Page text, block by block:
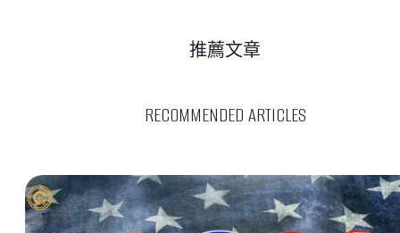
RECOMMENDED ARTICLES
推薦文章